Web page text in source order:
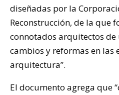
diseñadas por la
Reconstrucción, de la que
connotados arquitectos
cambios y reformas en las
arquitectura”.
El documento agrega que